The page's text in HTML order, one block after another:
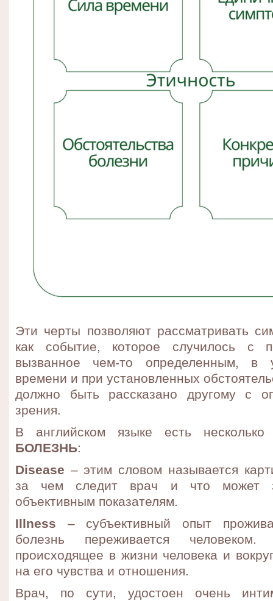
Эти черты позволяют рассматривать
как событие, которое случилось с
вызванное чем-то определенным, в
времени и при установленных
должно быть рассказано другому с
зрения.
В английском языке есть
БОЛЕЗНЬ:
Disease – этим словом называется
за чем следит врач и что может
объективным показателям.
Illness – субъективный опыт
болезнь переживается
происходящее в жизни человека и
на его чувства и отношения.
Врач, по сути, удостоен очень